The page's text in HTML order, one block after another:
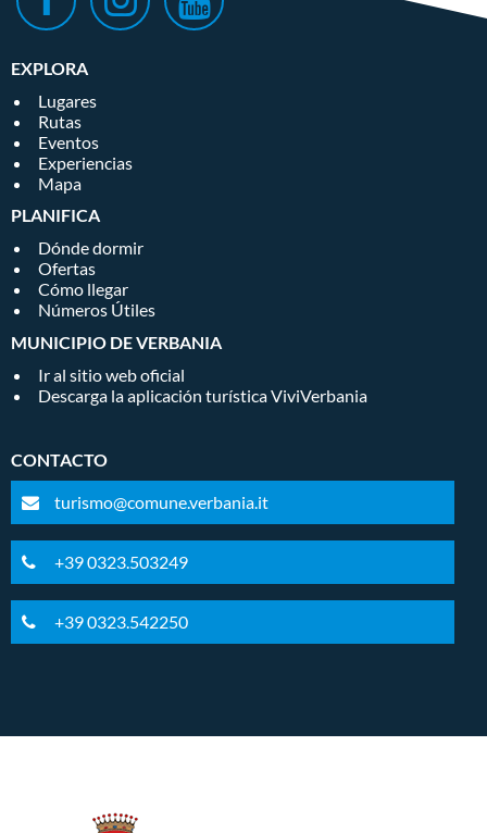
EXPLORA
Lugares
Rutas
Eventos
Experiencias
Mapa
PLANIFICA
Dónde dormir
Ofertas
Cómo llegar
Números Útiles
MUNICIPIO DE VERBANIA
Ir al sitio web oficial
Descarga la aplicación turística ViviVerbania
CONTACTO
turismo@comune.verbania.it
+39 0323.503249
+39 0323.542250